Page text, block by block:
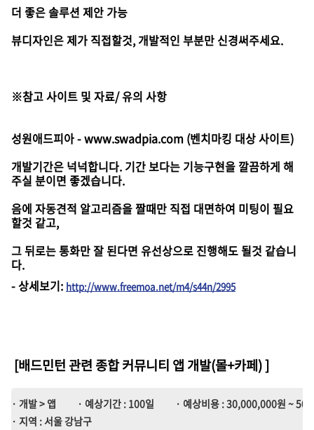
더 좋은 솔루션 제안 가능
뷰디자인은 제가 직접할것, 개발적인 부분만 신경써주세요.
※참고 사이트 및 자료/ 유의 사항
성원애드피아 - www.swadpia.com (벤치마킹 대상 사이트)
개발기간은 넉넉합니다. 기간 보다는 기능구현을 깔끔하게 해
주실 분이면 좋겠습니다.
음에 자동견적 알고리즘을 짤때만 직접 대면하여 미팅이 필요
할것 같고,
그 뒤로는 통화만 잘 된다면 유선상으로 진행해도 될것 같습니
다.
-상세보기: http://www.freemoa.net/m4/s44n/2995
[배드민턴 관련 종합 커뮤니티 앱 개발(몰+카페)]
· 개발 > 앱 · 예상기간 : 100일
· 예상비용 : 30,000,000원 ~
· 지역 : 서울 강남구